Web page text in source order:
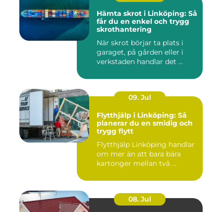
Hämta skrot i Linköping: Så
får du en enkel och trygg
skrothantering
När skrot börjar ta plats i
garaget, på gården eller i
verkstaden handlar det ...
09. Jul
Flytthjälp i Linköping: Så
planerar du en smidig och
trygg flytt
Flytthjälp Linköping handlar
om mer än att bara bära
kartonger mellan två ...
08. Jul